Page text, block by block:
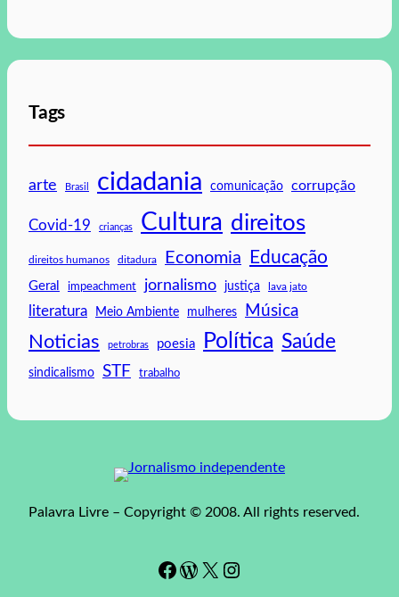
Tags
arte Brasil cidadania comunicação corrupção
Covid-19 crianças Cultura direitos
direitos humanos ditadura Economia Educação
Geral impeachment jornalismo justiça lava jato
literatura Meio Ambiente mulheres Música
Noticias petrobras poesia Política Saúde
sindicalismo STF trabalho
Palavra Livre – Copyright © 2008. All rights reserved.
Facebook WordPress # Instagram